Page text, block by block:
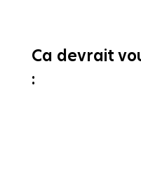
Ca devrait
: